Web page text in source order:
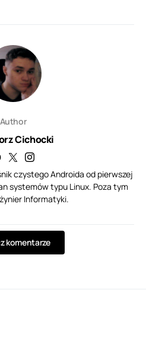
Author
Cichocki
czystego Androida od pierwszej
systemów typu Linux. Poza tym
Informatyki.
komentarze